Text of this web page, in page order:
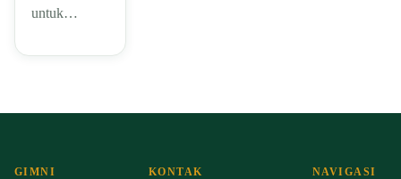
untuk…
GIMNI KONTAK NAVIGASI